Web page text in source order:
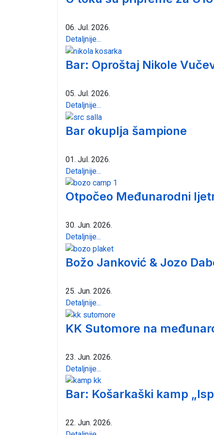
06. Jul. 2026.
Detaljnije...
Bar: Oproštaj Nikole
05. Jul. 2026.
Detaljnije...
Bar okuplja šampione
01. Jul. 2026.
Detaljnije...
Otpočeo Međunarodni
30. Jun. 2026.
Detaljnije...
Božo Janković & Jozo
25. Jun. 2026.
Detaljnije...
KK Sutomore na
23. Jun. 2026.
Detaljnije...
Bar: Košarkaški kamp
22. Jun. 2026.